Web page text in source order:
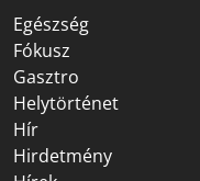
Egészség
Fókusz
Gasztro
Helytörténet
Hír
Hirdetmény